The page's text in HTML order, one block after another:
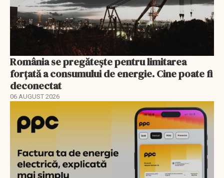
România se pregătește pentru limitarea
forțată a consumului de energie. Cine poate fi
deconectat
06 AUGUST 2026